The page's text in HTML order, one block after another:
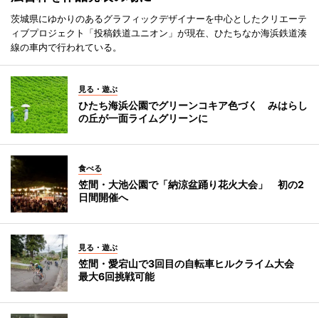
茨城県にゆかりのあるグラフィックデザイナーを中心としたクリエーテ
ィブプロジェクト「投稿鉄道ユニオン」が現在、ひたちなか海浜鉄道湊
線の車内で行われている。
見る・遊ぶ
ひたち海浜公園でグリーンコキア色づく みはらし
の丘が一面ライムグリーンに
食べる
笠間・大池公園で「納涼盆踊り花火大会」 初の2
日間開催へ
見る・遊ぶ
笠間・愛宕山で3回目の自転車ヒルクライム大会
最大6回挑戦可能